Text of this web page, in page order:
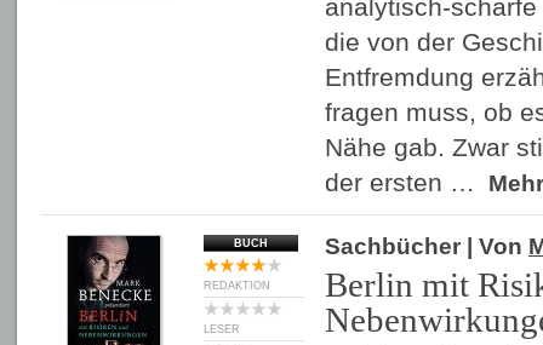
analytisch-
die von der
Entfremdung
fragen muss, ob
Nähe gab. Zwar
der ersten …
BUCH
REDAKTION
LESER
Sachbücher | Von
Berlin mit